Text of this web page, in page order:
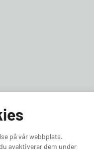
Till
Oavsett om
rätt alternativ
på vår webbplats.
avaktiverar dem under